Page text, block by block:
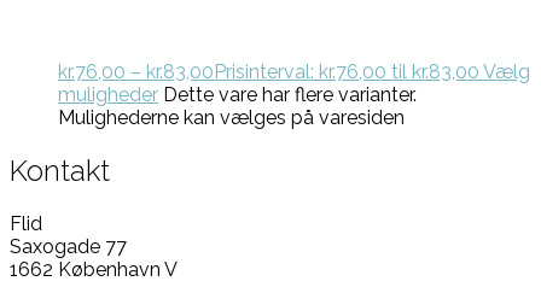
kr.76,00 – kr.83,00Prisinterval: kr.76,00 til kr.83,00 Vælg
muligheder Dette vare har flere varianter.
Mulighederne kan vælges på varesiden
Kontakt
Flid
Saxogade 77
1662 København V